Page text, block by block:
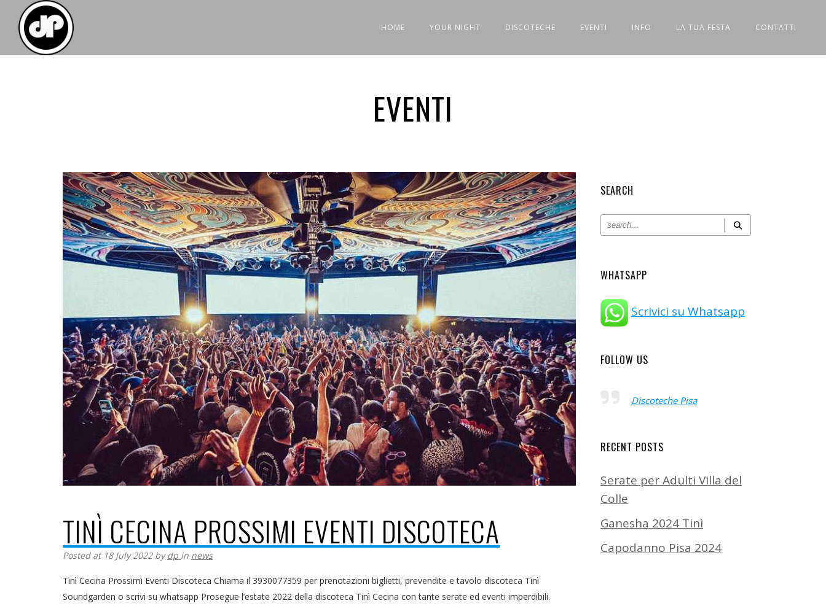
HOME YOUR NIGHT DISCOTECHE EVENTI INFO LA TUA FESTA CONTATTI
EVENTI
TINÌ CECINA PROSSIMI EVENTI DISCOTECA
Posted at 18 July 2022 bydp in news
Tinì Cecina Prossimi Eventi Discoteca Chiama il 3930077359 per prenotazioni biglietti, prevendite e tavolo discoteca Tinì
Soundgarden o scrivi su whatsapp Prosegue l’estate 2022 della discoteca Tinì Cecina con tante serate ed eventi imperdibili.
SEARCH
WHATSAPP
Scrivici su Whatsapp
FOLLOW US
Discoteche Pisa
RECENT POSTS
Serate per Adulti Villa del
Colle
Ganesha 2024 Tinì
Capodanno Pisa 2024